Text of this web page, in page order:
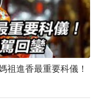
祖進香最重要科儀！